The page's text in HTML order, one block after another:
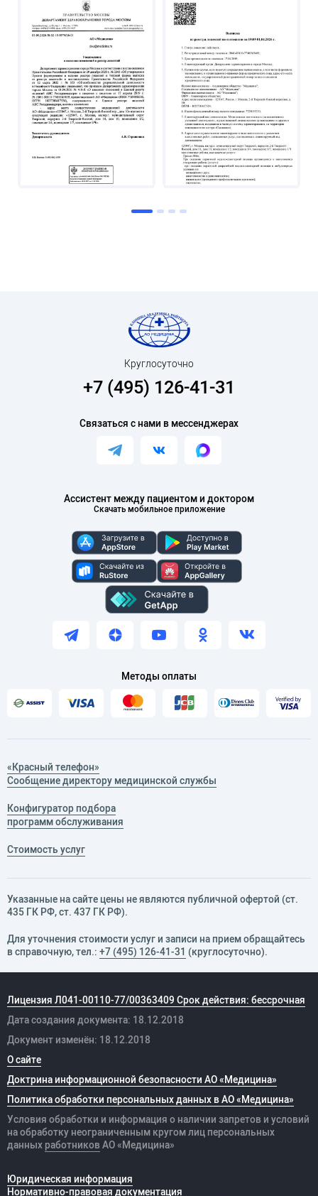
Ассистент между пациентом и доктором
Скачать мобильное приложение
Круглосуточно
+7 (495) 126-41-31
Связаться с нами в мессенджерах
Методы оплаты
«Красный телефон»
Сообщение директору медицинской службы
Конфигуратор подбора
программ обслуживания
Стоимость услуг
Указанные на сайте цены не являются публичной офертой (ст.
435 ГК РФ, cт. 437 ГК РФ).
Для уточнения стоимости услуг и записи на прием обращайтесь
в справочную, тел.: +7 (495) 126-41-31 (круглосуточно).
Лицензия Л041-00110-77/00363409 Срок действия: бессрочная
Дата создания документа: 18.12.2018
Документ изменён: 18.12.2018
О сайте
Доктрина информационной безопасности АО «Медицина»
Политика обработки персональных данных в АО «Медицина»
Условия обработки и информация о наличии запретов и условий
на обработку неограниченным кругом лиц персональных
данных работников АО «Медицина»
Юридическая информация
Нормативно-правовая документация